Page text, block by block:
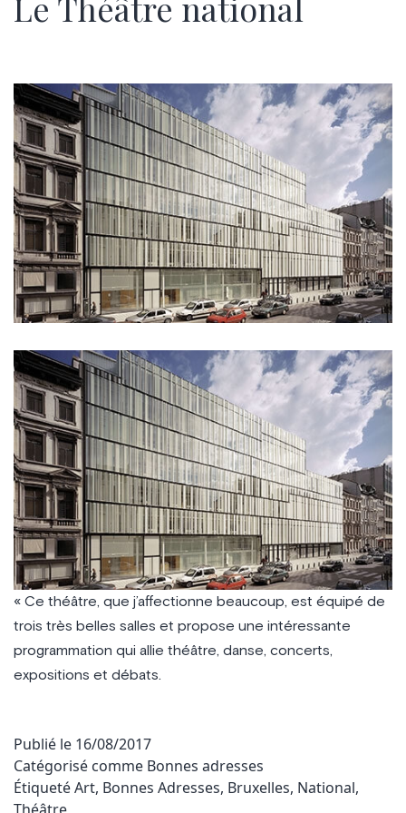
« Ce théâtre, que j’affectionne beaucoup, est équipé de
trois très belles salles et propose une intéressante
programmation qui allie théâtre, danse, concerts,
expositions et débats.
Publié le 16/08/2017
Catégorisé comme Bonnes adresses
ÉtiquetéArt, Bonnes Adresses, Bruxelles, National,